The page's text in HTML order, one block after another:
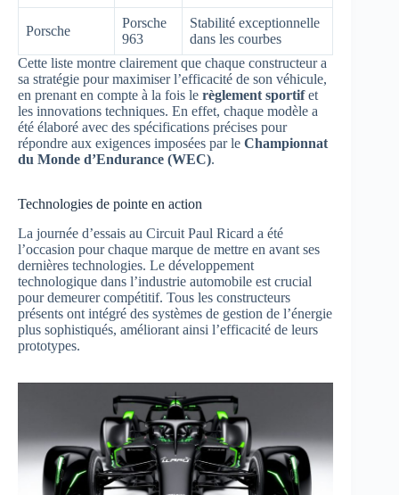
Porsche
Porsche
963
Stabilité exceptionnelle
dans les courbes
Cette liste montre clairement que chaque constructeur a
sa stratégie pour maximiser l’efficacité de son véhicule,
en prenant en compte à la fois le règlement sportifet
les innovations techniques. En effet, chaque modèle a
été élaboré avec des spécifications précises pour
répondre aux exigences imposées par le Championnat
du Monde d’Endurance (WEC).
Technologies de pointe en action
La journée d’essais au Circuit Paul Ricard a été
l’occasion pour chaque marque de mettre en avant ses
dernières technologies. Le développement
technologique dans l’industrie automobile est crucial
pour demeurer compétitif. Tous les constructeurs
présents ont intégré des systèmes de gestion de l’énergie
plus sophistiqués, améliorant ainsi l’efficacité de leurs
prototypes.